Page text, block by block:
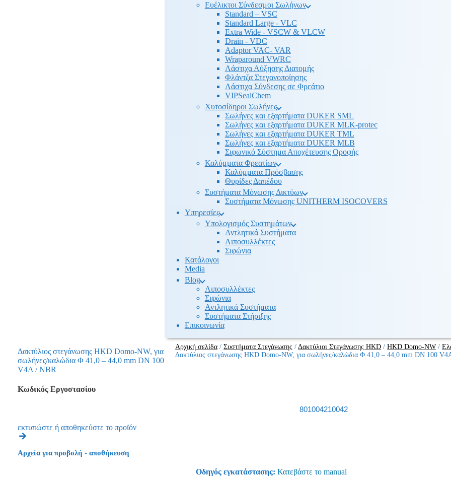
Ευέλικτοι Σύνδεσμοι Σωλήνων
Standard – VSC
Standard Large - VLC
Extra Wide - VSCW & VLCW
Drain - VDC
Adaptor VAC- VAR
Wraparound VWRC
Λάστιχα Αύξησης Διατομής
Φλάντζα Στεγανοποίησης
Λάστιχα Σύνδεσης σε Φρεάτιο
VIPSealChem
Χυτοσίδηροι Σωλήνες
Σωλήνες και εξαρτήματα DUKER SML
Σωλήνες και εξαρτήματα DUKER MLK-protec
Σωλήνες και εξαρτήματα DUKER TML
Σωλήνες και εξαρτήματα DUKER MLB
Σιφωνικό Σύστημα Αποχέτευσης Οροφής
Καλύμματα Φρεατίων
Καλύμματα Πρόσβασης
Θυρίδες Δαπέδου
Συστήματα Μόνωσης Δικτύων
Συστήματα Μόνωσης UNITHERM ISOCOVERS
Υπηρεσίες
Υπολογισμός Συστημάτων
Αντλητικά Συστήματα
Λιποσυλλέκτες
Σιφώνια
Κατάλογοι
Media
Βlog
Λιποσυλλέκτες
Σιφώνια
Αντλητικά Συστήματα
Συστήματα Στήριξης
Επικοινωνία
Αρχική σελίδα /Συστήματα Στεγάνωσης /Δακτύλιοι Στεγάνωσης HKD /HKD Domo-NW /
Δακτύλιος στεγάνωσης HKD Domo-NW, για σωλήνες/καλώδια Φ 41,0 – 44,0 mm DN 100
Δακτύλιος στεγάνωσης HKD Domo-NW, για
σωλήνες/καλώδια Φ 41,0 – 44,0 mm DN 100
V4A / NBR
Κωδικός Εργοστασίου
801004210042
εκτυπώστε ή αποθηκεύστε το προϊόν
Αρχεία για προβολή - αποθήκευση
Οδηγός εγκατάστασης: Κατεβάστε το manual